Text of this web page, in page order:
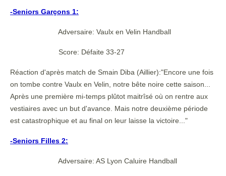
-Seniors Garçons 1:
Adversaire: Vaulx en Velin Handball
Score: Défaite 33-27
Réaction d'après match de Smain Diba (Aillier):"Encore une fois
on tombe contre Vaulx en Velin, notre bête noire cette saison...
Après une première mi-temps plûtot maitrîsé où on rentre aux
vestiaires avec un but d'avance. Mais notre deuxième période
est catastrophique et au final on leur laisse la victoire..."
-Seniors Filles 2:
Adversaire: AS Lyon Caluire Handball